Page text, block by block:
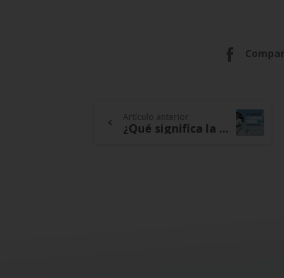
Continue
Artículo anterior
¿Qué significa la planificación estratégica en nuestra entidad? – Consejos de nuestro gerente para alcanzar el éxito